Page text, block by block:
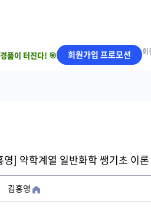
품이 터진다! 🎯 회원가입 프로모션 회
] 약학계열 일반화학 쌩기초 이론
김홍영